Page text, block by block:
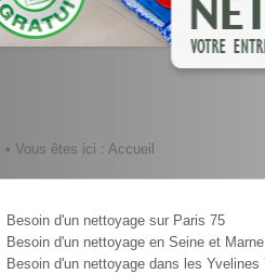
• Vous êtes ici : Accueil
Besoin d'un nettoyage sur Paris 75
Besoin d'un nettoyage en Seine et
Besoin d'un nettoyage dans les Yvelines